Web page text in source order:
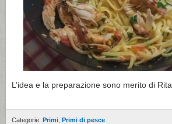
L’idea e la preparazione sono merito di Rita.
Categorie: Primi Primi di pesce